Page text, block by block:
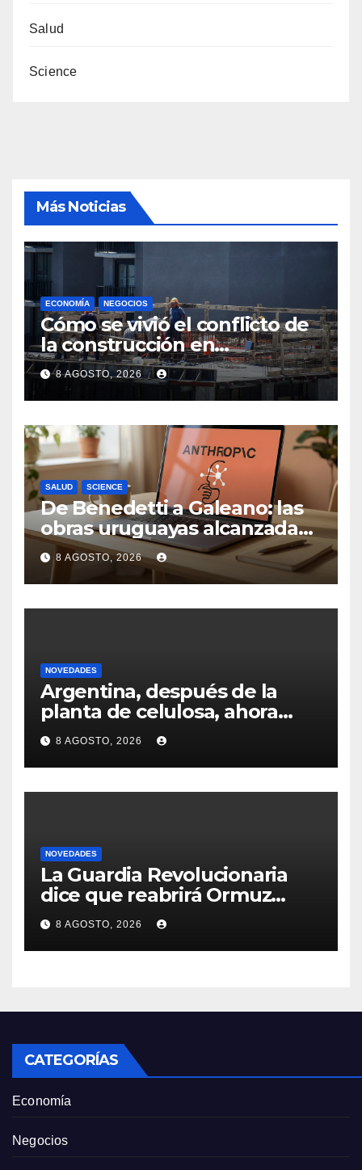
Salud
Science
Más Noticias
ECONOMÍA NEGOCIOS
Cómo se vivió el conflicto de
la construcción en
Maldonado, un
departamento donde el
sector tiene sus
particularidades
8 AGOSTO, 2026
SALUD SCIENCE
De Benedetti a Galeano: las
obras uruguayas alcanzadas
por la demanda colectiva de
US$ 1.500 millones contra
Anthropic
8 AGOSTO, 2026
NOVEDADES
Argentina, después de la
planta de celulosa, ahora
busca cerrar la inversión por
un nuevo aserradero
8 AGOSTO, 2026
NOVEDADES
La Guardia Revolucionaria
dice que reabrirá Ormuz
cuando EEUU acepte
condiciones de Irán
8 AGOSTO, 2026
CATEGORÍAS
Economía
Negocios